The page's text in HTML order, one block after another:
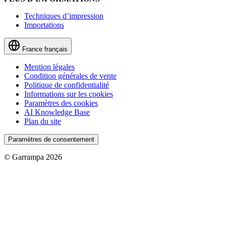
Techniques d’impression
Importations
France français
Mention légales
Condition générales de vente
Politique de confidentialité
Informations sur les cookies
Paramètres des cookies
AI Knowledge Base
Plan du site
Paramètres de consentement
© Garrampa 2026